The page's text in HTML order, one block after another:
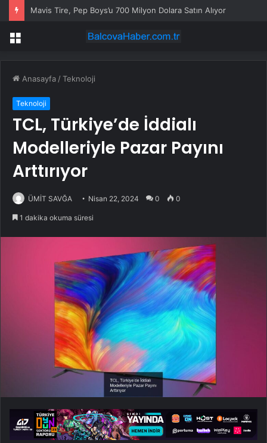
Mavis Tire, Pep Boys’u 700 Milyon Dolara Satın Alıyor
Menü
Anasayfa /Teknoloji
Teknoloji
TCL, Türkiye’de İddialı
Modelleriyle Pazar Payını
Arttırıyor
ÜMİT SAVĞA Nisan 22, 2024 0 0
1 dakika okuma süresi